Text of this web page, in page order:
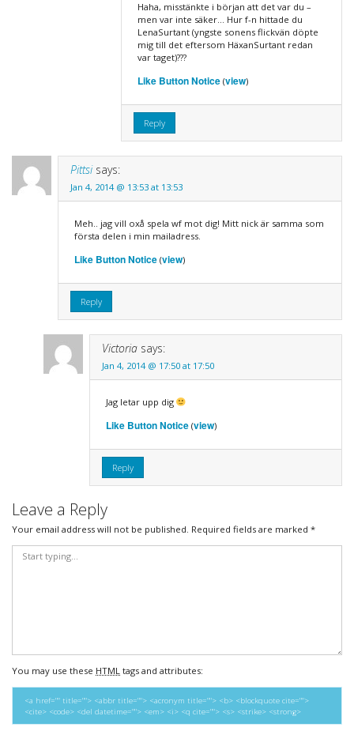
Haha, misstänkte i början att det var du –
men var inte säker… Hur f-n hittade du
LenaSurtant (yngste sonens flickvän döpte
mig till det eftersom HäxanSurtant redan
var taget)???
Like Button Notice(view)
Reply
Pittsi says:
Jan 4, 2014 @ 13:53 at 13:53
Meh.. jag vill oxå spela wf mot dig! Mitt nick är samma som
första delen i min mailadress.
Like Button Notice(view)
Reply
Victoria says:
Jan 4, 2014 @ 17:50 at 17:50
Jag letar upp dig
Like Button Notice(view)
Reply
Leave a Reply
Your email address will not be published. Required fields are marked *
You may use these HTML tags and attributes:
<a href="" title=""> <abbr title=""> <acronym title=""> <b> <blockquote cite="">
<cite> <code> <del datetime=""> <em> <i> <q cite=""> <s> <strike> <strong>